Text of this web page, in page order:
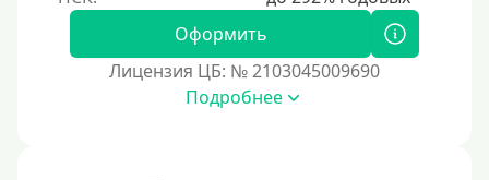
Оформить
Лицензия ЦБ: № 2103045009690
Подробнее